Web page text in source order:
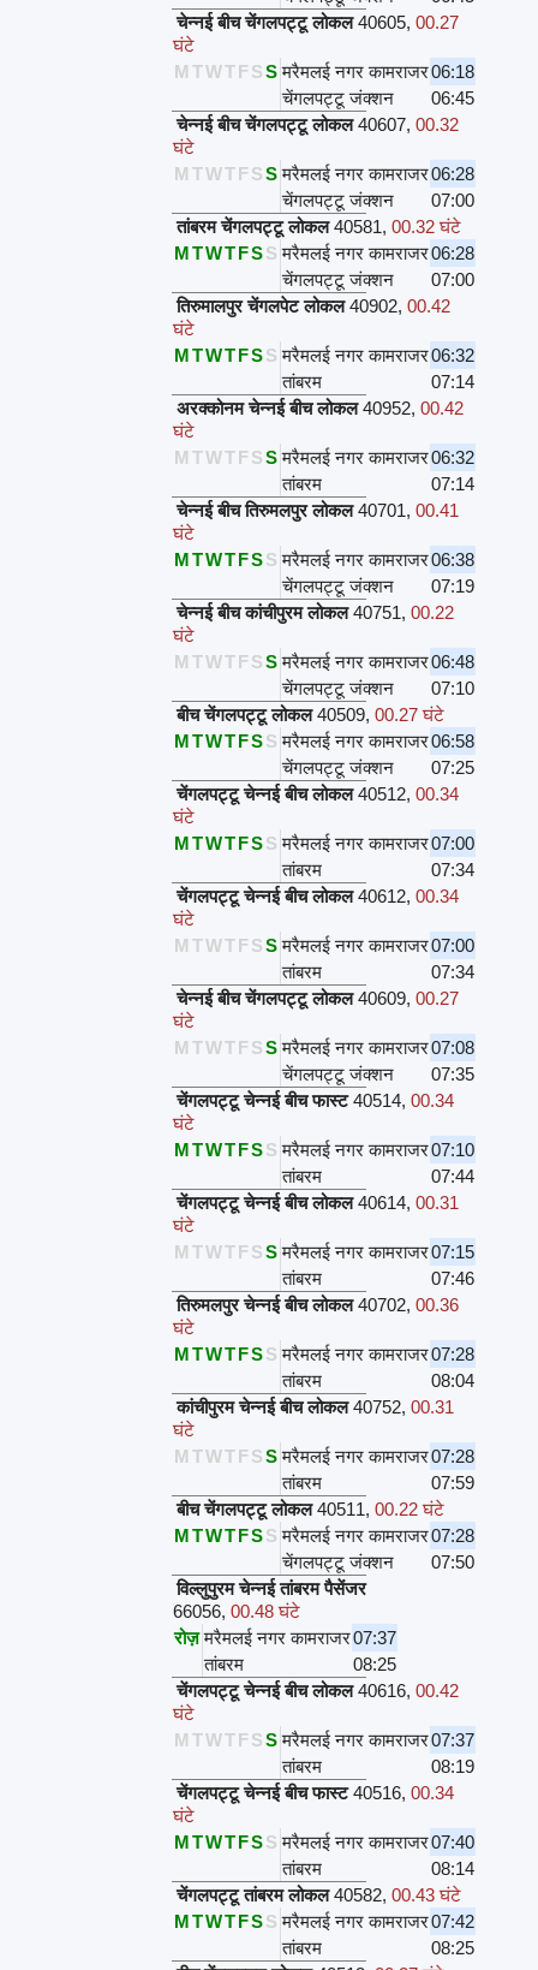
चेन्नई बीच चेंगलपट्टू लोकल 40605,00.27
घंटे
M TWTFSS मरैमलई नगर कामराजर06:18
चेंगलपट्टू जंक्शन
06:45
चेन्नई बीच चेंगलपट्टू लोकल 40607,00.32
घंटे
M TWTFSS मरैमलई नगर कामराजर06:28
चेंगलपट्टू जंक्शन
07:00
तांबरम चेंगलपट्टू लोकल 40581,00.32 घंटे
MTWTFSS मरैमलई नगर कामराजर06:28
चेंगलपट्टू जंक्शन
07:00
तिरुमालपुर चेंगलपेट लोकल 40902,00.42
घंटे
MTWTFSS मरैमलई नगर कामराजर06:32
तांबरम
07:14
अरक्कोनम चेन्नई बीच लोकल 40952,00.42
घंटे
M TWTFSS मरैमलई नगर कामराजर06:32
तांबरम
07:14
चेन्नई बीच तिरुमलपुर लोकल 40701,00.41
घंटे
MTWTFSS मरैमलई नगर कामराजर06:38
चेंगलपट्टू जंक्शन
07:19
चेन्नई बीच कांचीपुरम लोकल 40751,00.22
घंटे
M TWTFSS मरैमलई नगर कामराजर06:48
चेंगलपट्टू जंक्शन
07:10
बीच चेंगलपट्टू लोकल 40509,00.27 घंटे
MTWTFSS मरैमलई नगर कामराजर06:58
चेंगलपट्टू जंक्शन
07:25
चेंगलपट्टू चेन्नई बीच लोकल 40512,00.34
घंटे
MTWTFSS मरैमलई नगर कामराजर07:00
तांबरम
07:34
चेंगलपट्टू चेन्नई बीच लोकल 40612,00.34
घंटे
M TWTFSS मरैमलई नगर कामराजर07:00
तांबरम
07:34
चेन्नई बीच चेंगलपट्टू लोकल 40609,00.27
घंटे
M TWTFSS मरैमलई नगर कामराजर07:08
चेंगलपट्टू जंक्शन
07:35
चेंगलपट्टू चेन्नई बीच फास्ट 40514,00.34
घंटे
MTWTFSS मरैमलई नगर कामराजर07:10
तांबरम
07:44
चेंगलपट्टू चेन्नई बीच लोकल 40614,00.31
घंटे
M TWTFSS मरैमलई नगर कामराजर07:15
तांबरम
07:46
तिरुमलपुर चेन्नई बीच लोकल 40702,00.36
घंटे
MTWTFSS मरैमलई नगर कामराजर07:28
तांबरम
08:04
कांचीपुरम चेन्नई बीच लोकल 40752,00.31
घंटे
M TWTFSS मरैमलई नगर कामराजर07:28
तांबरम
07:59
बीच चेंगलपट्टू लोकल 40511,00.22 घंटे
MTWTFSS मरैमलई नगर कामराजर07:28
चेंगलपट्टू जंक्शन
07:50
विल्लुपुरम चेन्नई तांबरम पैसेंजर
66056,00.48 घंटे
रोज़ मरैमलई नगर कामराजर07:37
तांबरम
08:25
चेंगलपट्टू चेन्नई बीच लोकल 40616,00.42
घंटे
M TWTFSS मरैमलई नगर कामराजर07:37
तांबरम
08:19
चेंगलपट्टू चेन्नई बीच फास्ट 40516,00.34
घंटे
MTWTFSS मरैमलई नगर कामराजर07:40
तांबरम
08:14
चेंगलपट्टू तांबरम लोकल 40582,00.43 घंटे
MTWTFSS मरैमलई नगर कामराजर07:42
तांबरम
08:25